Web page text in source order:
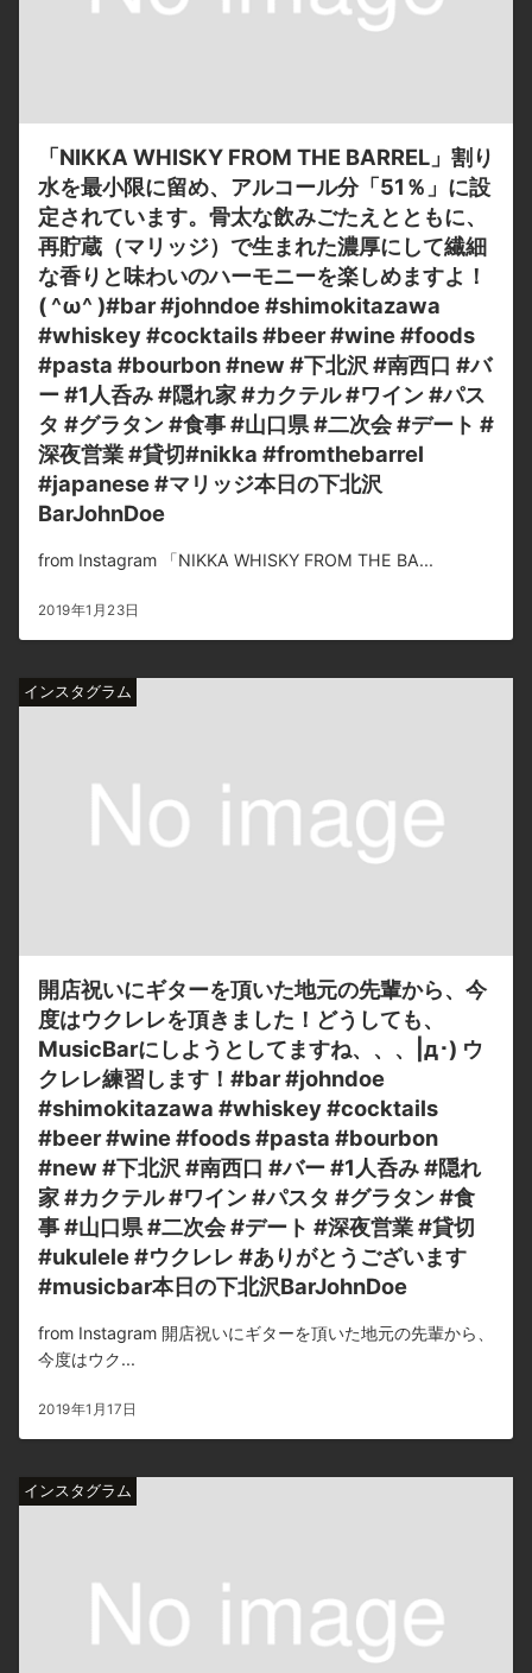
「NIKKA WHISKY FROM THE BARREL」割り
水を最小限に留め、アルコール分「51％」に設
定されています。骨太な飲みごたえとともに、
再貯蔵（マリッジ）で生まれた濃厚にして繊細
な香りと味わいのハーモニーを楽しめますよ！
( ^ω^ )#bar #johndoe #shimokitazawa
#whiskey #cocktails #beer #wine #foods
#pasta #bourbon #new #下北沢 #南西口 #バ
ー #1人呑み #隠れ家 #カクテル #ワイン #パス
タ #グラタン #食事 #山口県 #二次会 #デート #
深夜営業 #貸切#nikka #fromthebarrel
#japanese #マリッジ本日の下北沢
BarJohnDoe
from Instagram 「NIKKA WHISKY FROM THE BA...
2019年1月23日
インスタグラム
開店祝いにギターを頂いた地元の先輩から、今
度はウクレレを頂きました！どうしても、
MusicBarにしようとしてますね、、、|д･) ウ
クレレ練習します！#bar #johndoe
#shimokitazawa #whiskey #cocktails
#beer #wine #foods #pasta #bourbon
#new #下北沢 #南西口 #バー #1人呑み #隠れ
家 #カクテル #ワイン #パスタ #グラタン #食
事 #山口県 #二次会 #デート #深夜営業 #貸切
#ukulele #ウクレレ #ありがとうございます
#musicbar本日の下北沢BarJohnDoe
from Instagram 開店祝いにギターを頂いた地元の先輩から、
今度はウク...
2019年1月17日
インスタグラム